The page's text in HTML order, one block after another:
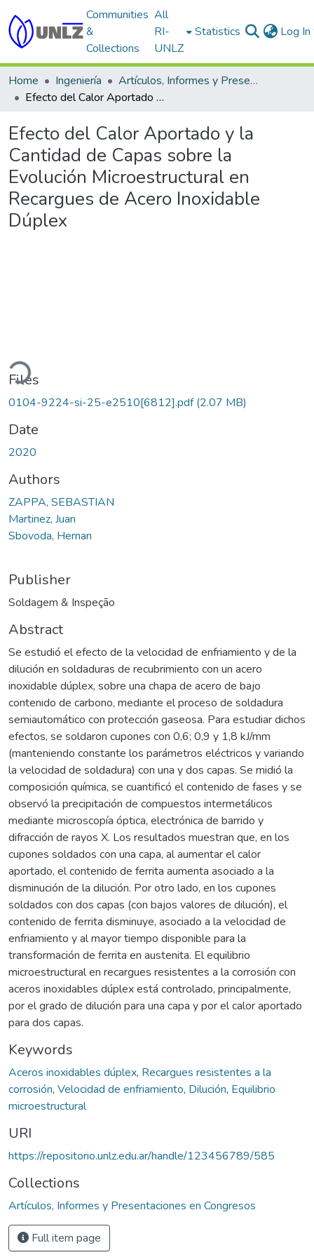
Communities
&
Collections
All
RI-
UNLZ
Statistics Log In
Home Ingeniería
Artículos, Informes y Presentaciones en Congresos
Efecto del Calor Aportado y la Cantidad de Capas sobre la Evolución Microestructural en Recargues de Acero Inoxidable Dúplex
Efecto del Calor Aportado y la
Cantidad de Capas sobre la
Evolución Microestructural en
Recargues de Acero Inoxidable
Dúplex
Files
0104-9224-si-25-e2510[6812].pdf(2.07 MB)
Date
2020
Authors
ZAPPA, SEBASTIAN
Martinez, Juan
Sbovoda, Hernan
Publisher
Soldagem & Inspeção
Abstract
Se estudió el efecto de la velocidad de enfriamiento y de la
dilución en soldaduras de recubrimiento con un acero
inoxidable dúplex, sobre una chapa de acero de bajo
contenido de carbono, mediante el proceso de soldadura
semiautomático con protección gaseosa. Para estudiar dichos
efectos, se soldaron cupones con 0,6; 0,9 y 1,8 kJ/mm
(manteniendo constante los parámetros eléctricos y variando
la velocidad de soldadura) con una y dos capas. Se midió la
composición química, se cuantificó el contenido de fases y se
observó la precipitación de compuestos intermetálicos
mediante microscopía óptica, electrónica de barrido y
difracción de rayos X. Los resultados muestran que, en los
cupones soldados con una capa, al aumentar el calor
aportado, el contenido de ferrita aumenta asociado a la
disminución de la dilución. Por otro lado, en los cupones
soldados con dos capas (con bajos valores de dilución), el
contenido de ferrita disminuye, asociado a la velocidad de
enfriamiento y al mayor tiempo disponible para la
transformación de ferrita en austenita. El equilibrio
microestructural en recargues resistentes a la corrosión con
aceros inoxidables dúplex está controlado, principalmente,
por el grado de dilución para una capa y por el calor aportado
para dos capas.
Keywords
Aceros inoxidables dúplex, Recargues resistentes a la
corrosión, Velocidad de enfriamiento, Dilución, Equilibrio
microestructural
URI
https://repositorio.unlz.edu.ar/handle/123456789/585
Collections
Artículos, Informes y Presentaciones en Congresos
Full item page